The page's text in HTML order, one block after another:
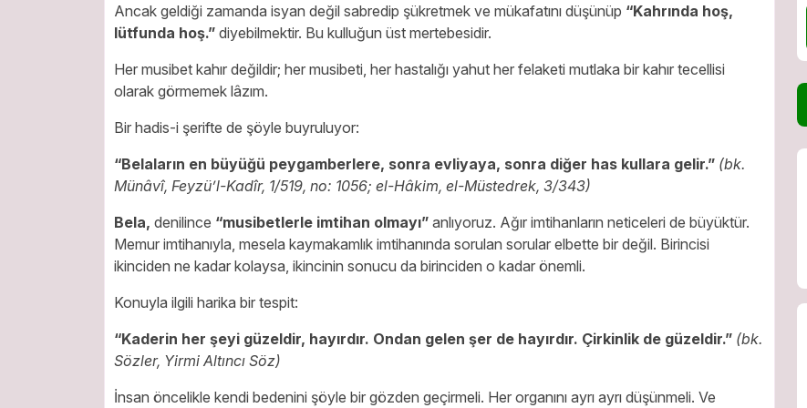
Ancak geldiği zamanda isyan değil sabredip şükretmek ve mükafatını düşünüp “Kahrında hoş,
lütfunda hoş.” diyebilmektir. Bu kulluğun üst mertebesidir.
Her musibet kahır değildir; her musibeti, her hastalığı yahut her felaketi mutlaka bir kahır tecellisi
olarak görmemek lâzım.
Bir hadis-i şerifte de şöyle buyruluyor:
“Belaların en büyüğü peygamberlere, sonra evliyaya, sonra diğer has kullara gelir.” (bk.
Münâvî, Feyzü’l-Kadîr, 1/519, no: 1056; el-Hâkim, el-Müstedrek, 3/343)
Bela, denilince “musibetlerle imtihan olmayı” anlıyoruz. Ağır imtihanların neticeleri de büyüktür.
Memur imtihanıyla, mesela kaymakamlık imtihanında sorulan sorular elbette bir değil. Birincisi
ikinciden ne kadar kolaysa, ikincinin sonucu da birinciden o kadar önemli.
Konuyla ilgili harika bir tespit:
“Kaderin her şeyi güzeldir, hayırdır. Ondan gelen şer de hayırdır. Çirkinlik de güzeldir.” (bk.
Sözler, Yirmi Altıncı Söz)
İnsan öncelikle kendi bedenini şöyle bir gözden geçirmeli. Her organını ayrı ayrı düşünmeli. Ve